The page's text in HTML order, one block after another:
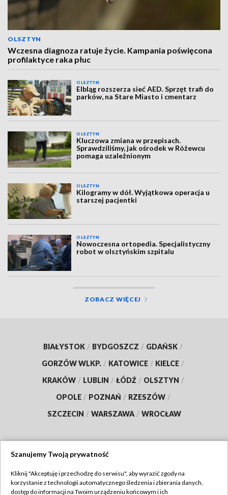
OLSZTYN
Wczesna diagnoza ratuje życie. Kampania poświęcona
profilaktyce raka płuc
OLSZTYN
Elbląg rozszerza sieć AED. Sprzęt trafi do
parków, na Stare Miasto i cmentarz
OLSZTYN
Kluczowa zmiana w przepisach.
Sprawdziliśmy, jak ośrodek w Różewcu
pomaga uzależnionym
OLSZTYN
Kilogramy w dół. Wyjątkowa operacja u
starszej pacjentki
OLSZTYN
Nowoczesna ortopedia. Specjalistyczny
robot w olsztyńskim szpitalu
ZOBACZ WIĘCEJ
BIAŁYSTOK / BYDGOSZCZ / GDAŃSK /
GORZÓW WLKP. / KATOWICE / KIELCE /
KRAKÓW / LUBLIN / ŁÓDŹ / OLSZTYN /
OPOLE / POZNAŃ / RZESZÓW /
SZCZECIN / WARSZAWA / WROCŁAW
TVP
Szanujemy Twoją prywatność
Kliknij "Akceptuję i przechodzę do serwisu", aby wyrazić zgody na
korzystanie z technologii automatycznego śledzenia i zbierania danych,
dostęp do informacji na Twoim urządzeniu końcowym i ich